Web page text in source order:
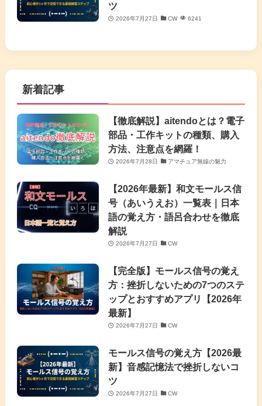
ツ
2026年7月27日 CW 6241
新着記事
【徹底解説】aitendoとは？電子
部品・工作キットの種類、購入
方法、注意点を網羅！
2026年7月28日 アマチュア無線の魅力
【2026年最新】和文モールス信
号（あいうえお）一覧表｜日本
語の覚え方・語呂合わせを徹底
解説
2026年7月27日 CW
【完全版】モールス信号の覚え
方：挫折しないための7つのステ
ップとおすすめアプリ【2026年
最新】
2026年7月27日 CW
モールス信号の覚え方【2026最
新】音感記憶法で挫折しないコ
ツ
2026年7月27日 CW